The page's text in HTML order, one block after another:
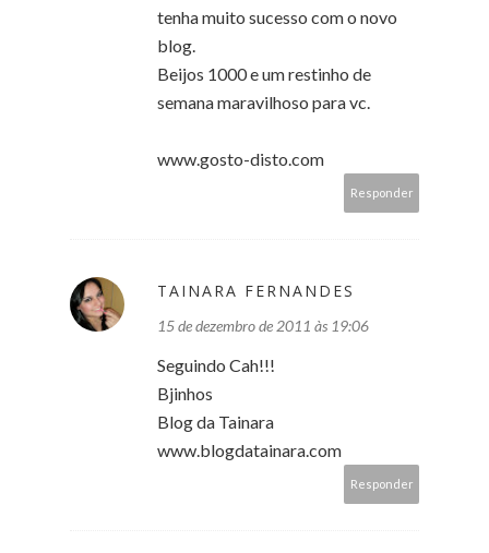
tenha muito sucesso com o novo
blog.
Beijos 1000 e um restinho de
semana maravilhoso para vc.
www.gosto-disto.com
Responder
TAINARA FERNANDES
15 de dezembro de 2011 às 19:06
Seguindo Cah!!!
Bjinhos
Blog da Tainara
www.blogdatainara.com
Responder